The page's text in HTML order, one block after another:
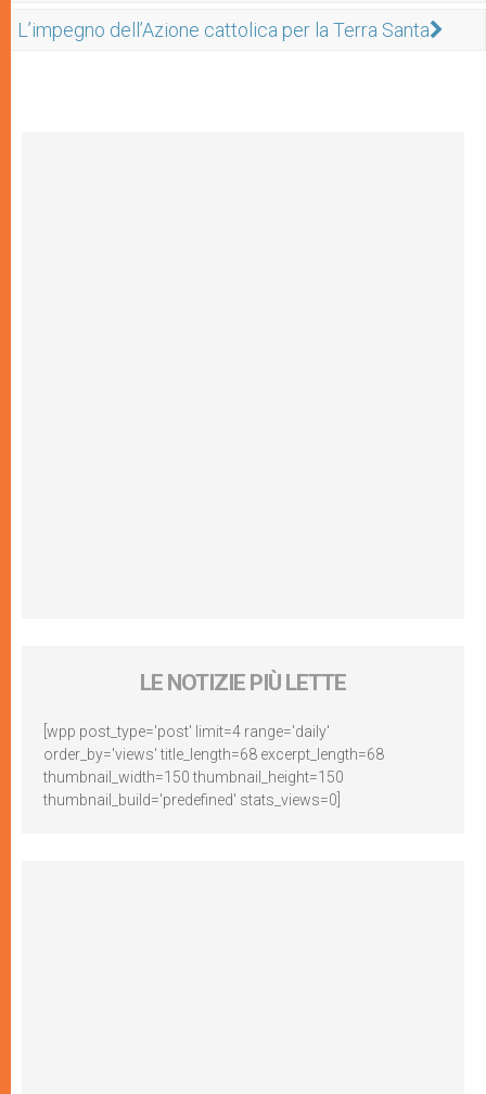
L’impegno dell’Azione cattolica per la Terra Santa
LE NOTIZIE PIÙ LETTE
[wpp post_type='post' limit=4 range='daily'
order_by='views' title_length=68 excerpt_length=68
thumbnail_width=150 thumbnail_height=150
thumbnail_build='predefined' stats_views=0]